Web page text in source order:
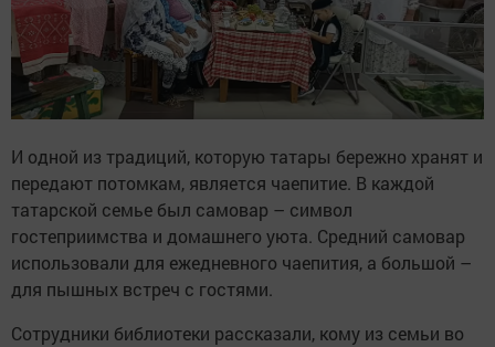
И одной из традиций, которую татары бережно хранят и
передают потомкам, является чаепитие. В каждой
татарской семье был самовар – символ
гостеприимства и домашнего уюта. Средний самовар
использовали для ежедневного чаепития, а большой –
для пышных встреч с гостями.
Сотрудники библиотеки рассказали, кому из семьи во